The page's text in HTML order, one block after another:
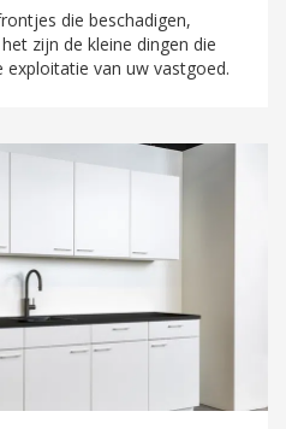
die beschadigen,
zijn de kleine dingen die
van uw vastgoed.